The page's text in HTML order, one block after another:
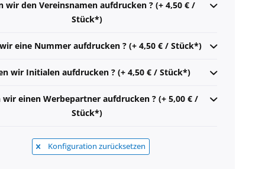
wir den Vereinsnamen aufdrucken ? (+ 4,50 € /
Stück*)
eine Nummer aufdrucken ? (+ 4,50 € / Stück*)
wir Initialen aufdrucken ? (+ 4,50 € / Stück*)
wir einen Werbepartner aufdrucken ? (+ 5,00 € /
Stück*)
Konfiguration zurücksetzen